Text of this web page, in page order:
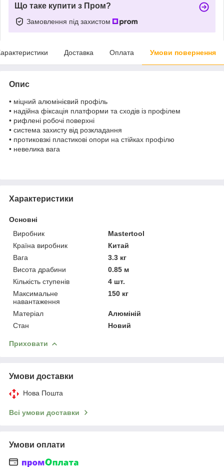
Що таке купити з Пром?
Замовлення під захистом
Доставка Оплата Умови повернення
Опис
• міцний алюмінієвий профіль
• надійна фіксація платформи та сходів із профілем
• рифлені робочі поверхні
• система захисту від розкладання
• протиковзкі пластикові опори на стійках профілю
• невелика вага
Характеристики
Основні
Виробник
Mastertool
Країна виробник
Китай
Вага
3.3 кг
Висота драбини
0.85 м
Кількість ступенів
4 шт.
Максимальне
навантаження
150 кг
Матеріал
Алюміній
Стан
Новий
Приховати
Умови доставки
Нова Пошта
Всі умови доставки
Умови оплати